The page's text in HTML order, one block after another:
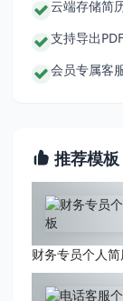
云端存储简
支持导出
会员专属客
推荐模板
财务专员个人简